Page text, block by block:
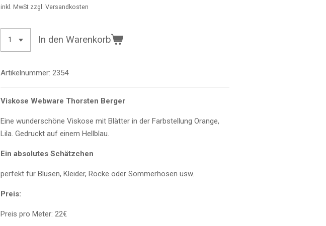
inkl. MwSt zzgl. Versandkosten
In den Warenkorb
Artikelnummer: 2354
Viskose Webware Thorsten Berger
Eine wunderschöne Viskose mit Blätter in der Farbstellung Orange,
Lila. Gedruckt auf einem Hellblau.
Ein absolutes Schätzchen
perfekt für Blusen, Kleider, Röcke oder Sommerhosen usw.
Preis:
Preis pro Meter: 22€